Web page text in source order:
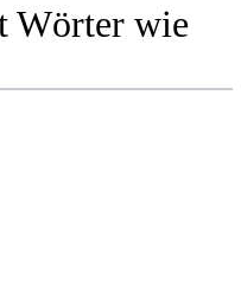
Wörter wie